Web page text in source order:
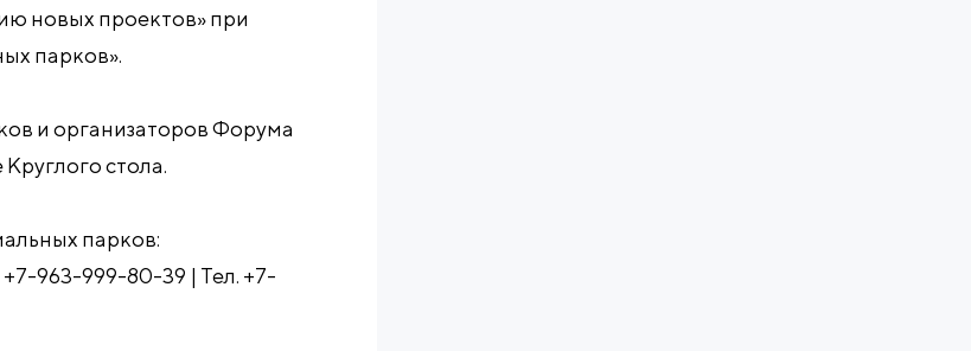
новых проектов» при
парков».
и организаторов Форума
стола.
парков:
963-999-80-39 | Тел. +7-